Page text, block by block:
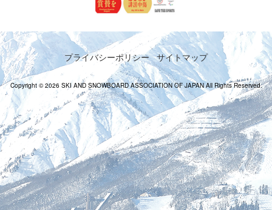
プライバシーポリシー サイトマップ
Copyright © 2026 SKI AND SNOWBOARD ASSOCIATION OF JAPAN All Rights Reserved.